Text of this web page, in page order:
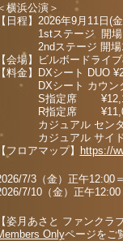
横浜公演＞
【日程】2026年9月11日(
1stステージ 開場
2ndステージ 開場
【会場】ビルボードライ
【料金】DXシート DUO
DXシート カウンタ
S指定席
R指定席
カジュアル センター
カジュアル サイドシ
【フロアマップ】 https://
7/3（金）正午12:00
7/10（金）正午
【姿月あさと ファンクラ
Onlyページをご